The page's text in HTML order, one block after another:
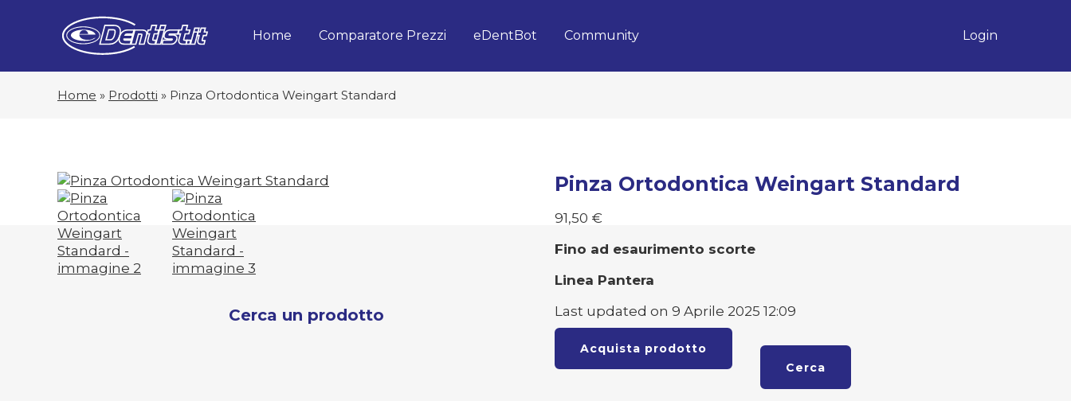
Home Comparatore Prezzi eDentBot Community Login
Home » Prodotti » Pinza Ortodontica Weingart Standard
Pinza Ortodontica Weingart Standard
91,50 €
Fino ad esaurimento scorte
Linea Pantera
Last updated on 9 Aprile 2025 12:09
Acquista prodotto
Cerca un prodotto
Cerca